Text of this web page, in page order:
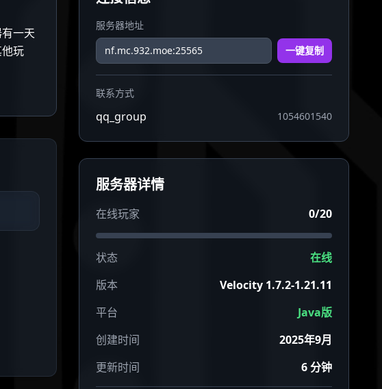
一天
玩
服务器地址
一键复制
联系方式
qq_group 1054601540
服务器详情
在线玩家 0/20
状态
在线
版本
Velocity 1.7.2-1.21.11
平台
Java版
创建时间
2025年9月
更新时间
6 分钟